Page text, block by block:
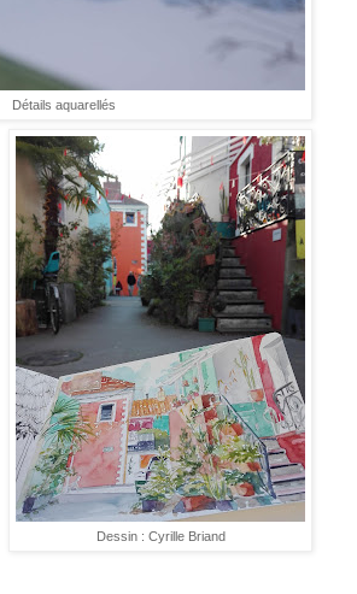
Détails aquarellés
Dessin : Cyrille Briand